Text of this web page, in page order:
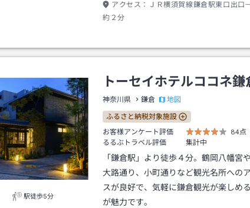
アクセス：
ＪＲ横須賀線鎌倉駅東口出口
約２分
駅徒歩5分
トーセイホテルココネ鎌
神奈川県 鎌倉 地図
ふるさと納税対象施設
お客様アンケート評価
84点
るるぶトラベル評価
集計中
「鎌倉駅」より徒歩４分。鶴岡八幡宮
大路通り、小町通りなど観光名所への
スが良好で、気軽に鎌倉観光が楽しめ
が魅力です。